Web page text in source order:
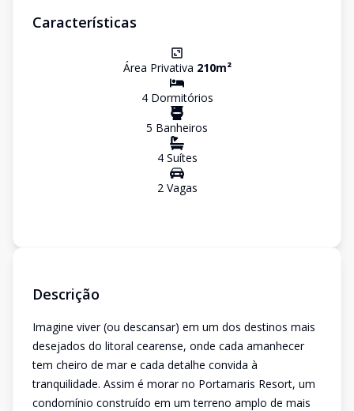
Características
Área Privativa 210m²
4Dormitórios
5 Banheiros
4Suítes
2Vagas
Descrição
Imagine viver (ou descansar) em um dos destinos mais
desejados do litoral cearense, onde cada amanhecer
tem cheiro de mar e cada detalhe convida à
tranquilidade. Assim é morar no Portamaris Resort, um
condomínio construído em um terreno amplo de mais